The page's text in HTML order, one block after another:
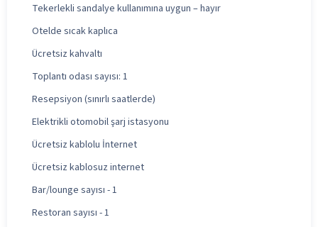
Tekerlekli sandalye kullanımına uygun – hayır
Otelde sıcak kaplıca
Ücretsiz kahvaltı
Toplantı odası sayısı: 1
Resepsiyon (sınırlı saatlerde)
Elektrikli otomobil şarj istasyonu
Ücretsiz kablolu İnternet
Ücretsiz kablosuz internet
Bar/lounge sayısı - 1
Restoran sayısı - 1